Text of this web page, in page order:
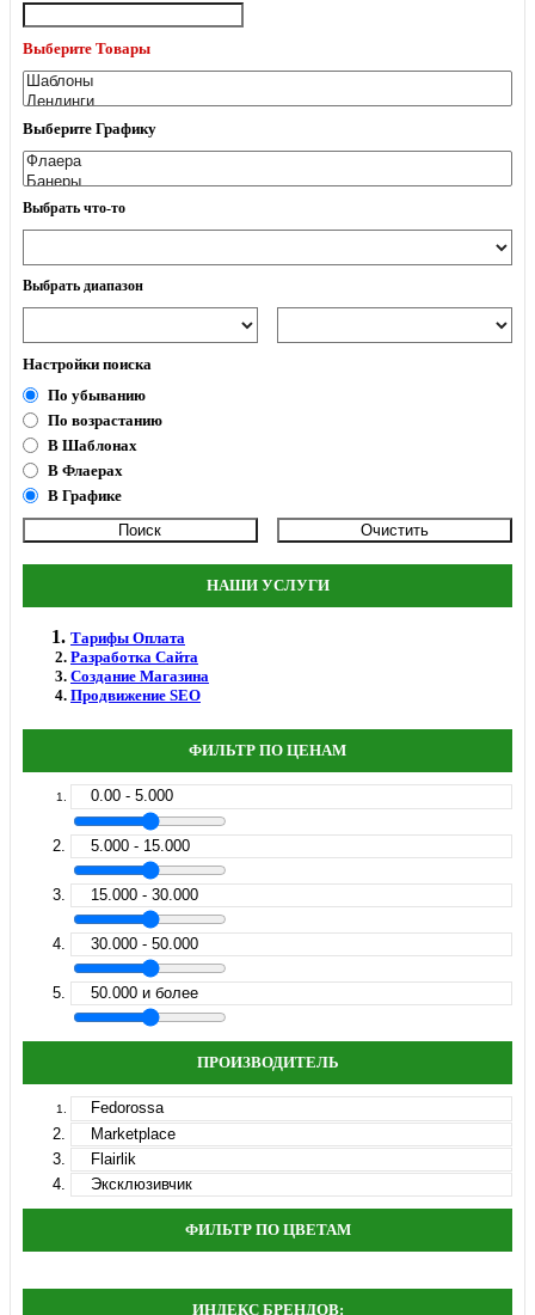
Выберите Товары
Выберите Графику
Выбрать что-то
Выбрать диапазон
Настройки поиска
По убыванию
По возрастанию
В Шаблонах
В Флаерах
В Графике
НАШИ УСЛУГИ
Тарифы Оплата
Разработка Сайта
Создание Магазина
Продвижение SEO
ФИЛЬТР ПО ЦЕНАМ
0.00 - 5.000
5.000 - 15.000
15.000 - 30.000
30.000 - 50.000
50.000 и более
ПРОИЗВОДИТЕЛЬ
Fedorossa
Marketplace
Flairlik
Эксклюзивчик
ФИЛЬТР ПО ЦВЕТАМ
ИНДЕКС БРЕНДОВ: